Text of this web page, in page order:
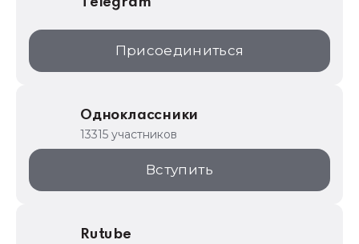
Присоединиться
Одноклассники
13315 участников
Вступить
Rutube